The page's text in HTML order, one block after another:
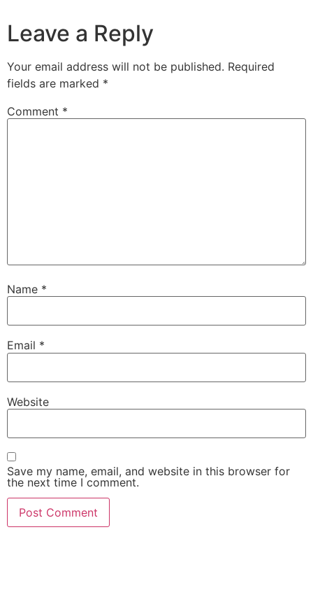
Leave a Reply
Your email address will not be published. Required
fields are marked *
Comment *
Name *
Email *
Website
Save my name, email, and website in this browser for
the next time I comment.